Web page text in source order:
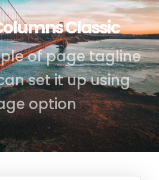
Classic
of page tagline
set it up using
option